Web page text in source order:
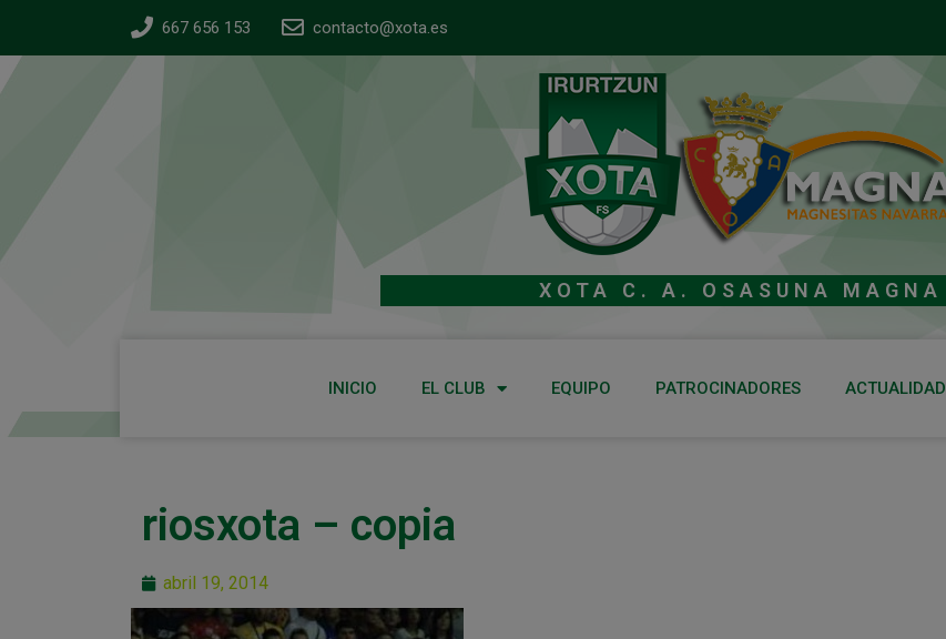
667 656 153 contacto@xota.es
XOTA C. A. OSASUNA MAGNA
INICIO EL CLUB EQUIPO PATROCINADORES ACTUALIDAD
riosxota – copia
abril 19, 2014